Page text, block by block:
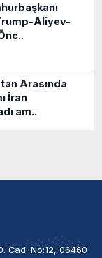
Aliyev-
Arasında
İran
am..
Cad. No:12, 06460